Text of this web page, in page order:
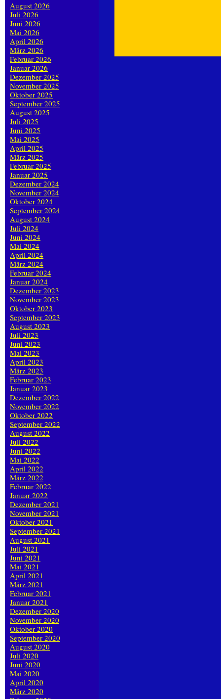
August 2026
Juli 2026
Juni 2026
Mai 2026
April 2026
März 2026
Februar 2026
Januar 2026
Dezember 2025
November 2025
Oktober 2025
September 2025
August 2025
Juli 2025
Juni 2025
Mai 2025
April 2025
März 2025
Februar 2025
Januar 2025
Dezember 2024
November 2024
Oktober 2024
September 2024
August 2024
Juli 2024
Juni 2024
Mai 2024
April 2024
März 2024
Februar 2024
Januar 2024
Dezember 2023
November 2023
Oktober 2023
September 2023
August 2023
Juli 2023
Juni 2023
Mai 2023
April 2023
März 2023
Februar 2023
Januar 2023
Dezember 2022
November 2022
Oktober 2022
September 2022
August 2022
Juli 2022
Juni 2022
Mai 2022
April 2022
März 2022
Februar 2022
Januar 2022
Dezember 2021
November 2021
Oktober 2021
September 2021
August 2021
Juli 2021
Juni 2021
Mai 2021
April 2021
März 2021
Februar 2021
Januar 2021
Dezember 2020
November 2020
Oktober 2020
September 2020
August 2020
Juli 2020
Juni 2020
Mai 2020
April 2020
März 2020